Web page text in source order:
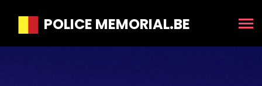
POLICE MEMORIAL.BE